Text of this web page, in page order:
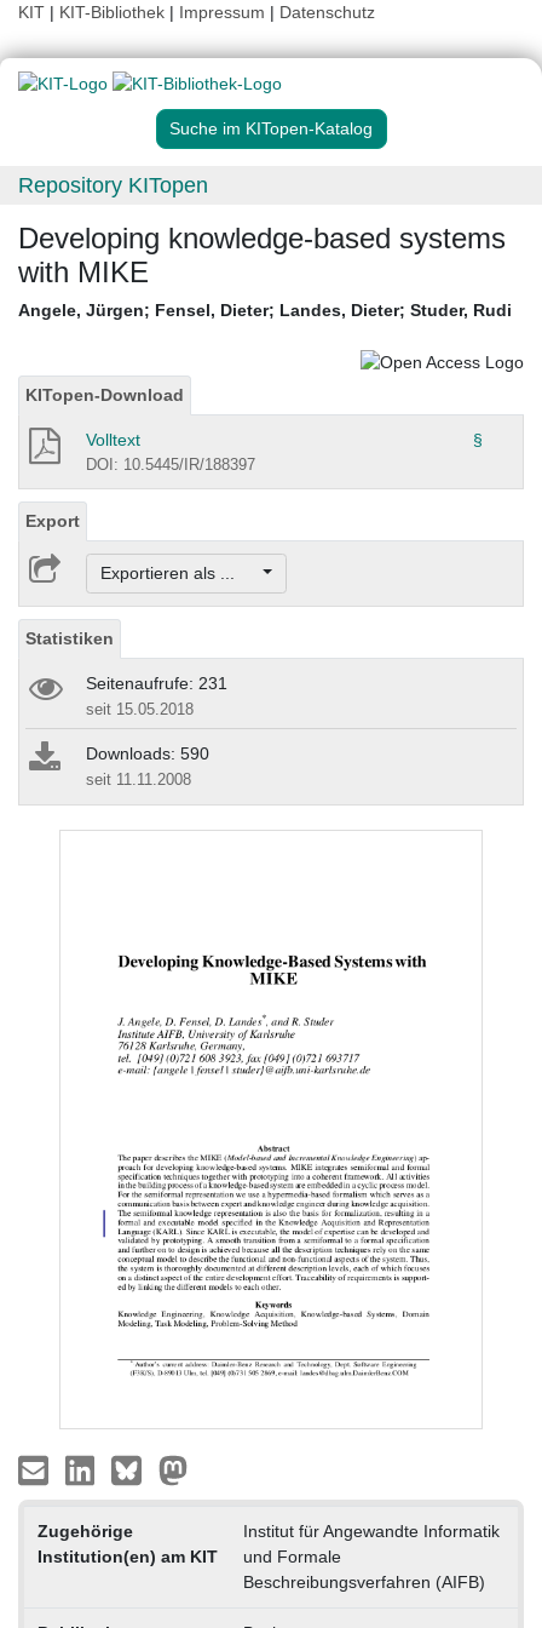
KIT | KIT-Bibliothek | Impressum | Datenschutz
Suche im KITopen-Katalog
Repository KITopen
Developing knowledge-based systems
with MIKE
Angele, Jürgen; Fensel, Dieter; Landes, Dieter; Studer, Rudi
KITopen-Download
Volltext §
DOI: 10.5445/IR/188397
Export
Exportieren als ...
Statistiken
Seitenaufrufe: 231
seit 15.05.2018
Downloads: 590
seit 11.11.2008
Zugehörige
Institution(en) am KIT
Institut für Angewandte Informatik
und Formale
Beschreibungsverfahren (AIFB)